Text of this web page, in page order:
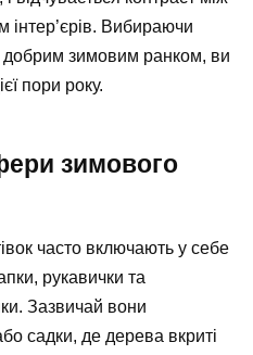
інтер’єрів. Вибираючи
добрим зимовим ранком, ви
пори року.
зимового
часто включають у себе
рукавички та
Зазвичай вони
садки, де дерева вкриті